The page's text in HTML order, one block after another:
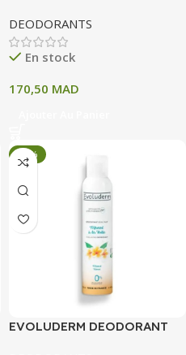
NATUREL 50 ML
DEODORANTS
En stock
170,50 MAD
-34%
EVOLUDERM DEODORANT